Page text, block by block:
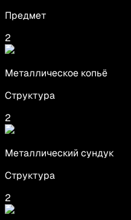
Предмет
2
Металлическое копьё
Структура
2
Металлический сундук
Структура
2